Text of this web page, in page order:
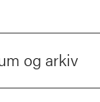
og arkiv